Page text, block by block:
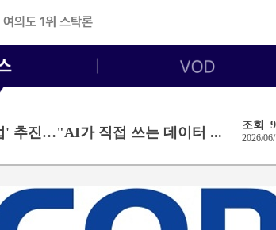
' 추진…"AI가 직접 쓰는 데이터 ... 조회
2026/